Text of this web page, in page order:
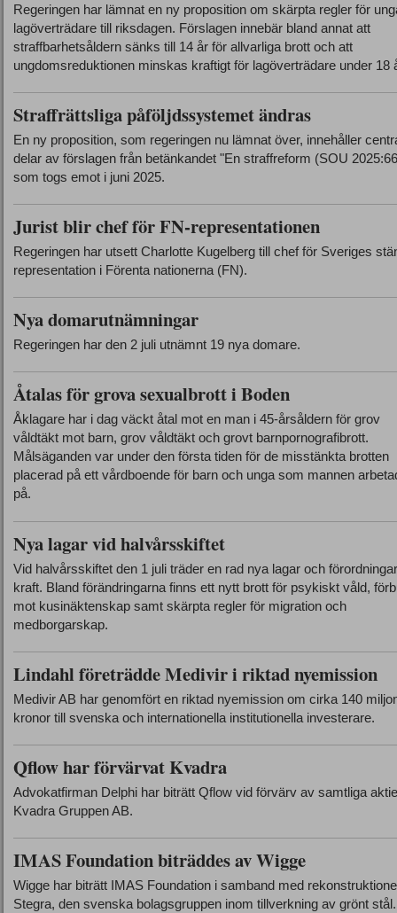
Regeringen har lämnat en ny proposition om skärpta regler för
lagöverträdare till riksdagen. Förslagen innebär bland annat att
straffbarhetsåldern sänks till 14 år för allvarliga brott och att
ungdomsreduktionen minskas kraftigt för lagöverträdare under 18
Straffrättsliga påföljdssystemet ändras
En ny proposition, som regeringen nu lämnat över, innehåller
delar av förslagen från betänkandet "En straffreform (SOU
som togs emot i juni 2025.
Jurist blir chef för FN-representationen
Regeringen har utsett Charlotte Kugelberg till chef för Sveriges
representation i Förenta nationerna (FN).
Nya domarutnämningar
Regeringen har den 2 juli utnämnt 19 nya domare.
Åtalas för grova sexualbrott i Boden
Åklagare har i dag väckt åtal mot en man i 45-årsåldern för grov
våldtäkt mot barn, grov våldtäkt och grovt barnpornografibrott.
Målsäganden var under den första tiden för de misstänkta brotten
placerad på ett vårdboende för barn och unga som mannen
på.
Nya lagar vid halvårsskiftet
Vid halvårsskiftet den 1 juli träder en rad nya lagar och
kraft. Bland förändringarna finns ett nytt brott för psykiskt våld,
mot kusinäktenskap samt skärpta regler för migration och
medborgarskap.
Lindahl företrädde Medivir i riktad nyemission
Medivir AB har genomfört en riktad nyemission om cirka 140
kronor till svenska och internationella institutionella investerare.
Qflow har förvärvat Kvadra
Advokatfirman Delphi har biträtt Qflow vid förvärv av samtliga
Kvadra Gruppen AB.
IMAS Foundation biträddes av Wigge
Wigge har biträtt IMAS Foundation i samband med
Stegra, den svenska bolagsgruppen inom tillverkning av grönt stål.